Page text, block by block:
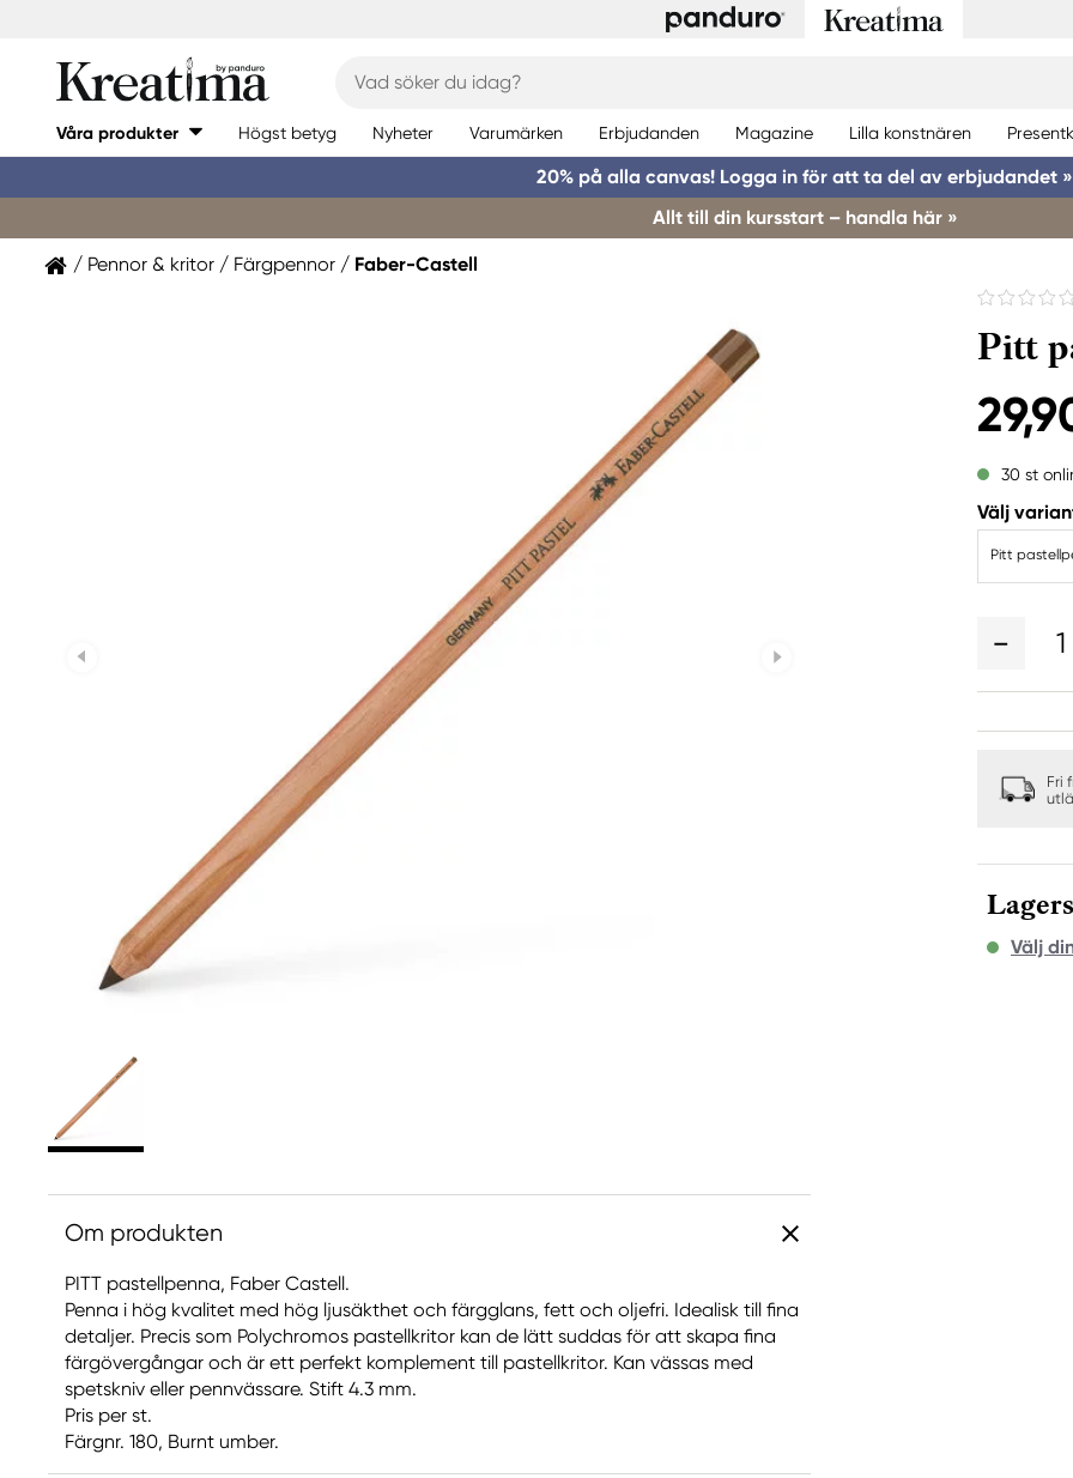
Våra produkter Högst betyg Nyheter Varumärken Erbjudanden Magazine Lilla konstnären
20% på alla canvas! Logga in för att ta del av erbjudandet »
Allt till din kursstart – handla här »
Pennor & kritor Färgpennor Faber-Castell
Pitt
30 st
Välj
Pitt
1
Fri
Välj
Om produkten
PITT pastellpenna, Faber Castell.
Penna i hög kvalitet med hög ljusäkthet och färgglans, fett och oljefri. Idealisk till fina
detaljer. Precis som Polychromos pastellkritor kan de lätt suddas för att skapa fina
färgövergångar och är ett perfekt komplement till pastellkritor. Kan vässas med
spetskniv eller pennvässare. Stift 4.3 mm.
Pris per st.
Färgnr. 180, Burnt umber.